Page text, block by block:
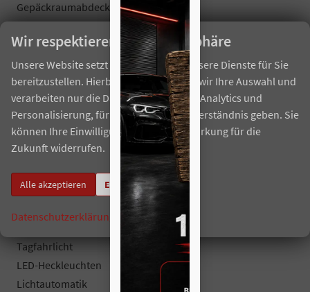
Gepäckraumabdeckung
el. Parkbremse
Aussenausstattung
5-trg.
el. Fensterheber vorne + hinten
Dachreling silber
abgedunkelte Heckscheiben
el. heranklappbare und beheizbare Außenspiegel
Colorverglasung
Tagfahrlicht
LED-Heckleuchten
Lichtautomatik
Wir respektieren Ihre Privatsphäre
Unsere Website setzt Cookies ein, um unsere Dienste für Sie
bereitzustellen. Hierbei berücksichtigen wir Ihre Auswahl und
verarbeiten nur die Daten für Marketing, Analytics und
Personalisierung, für die Sie uns Ihr Einverständnis geben. Sie
können Ihre Einwilligung jederzeit mit Wirkung für die
Zukunft widerrufen.
Alle akzeptieren Einstellungen
Datenschutzerklärung Impressum